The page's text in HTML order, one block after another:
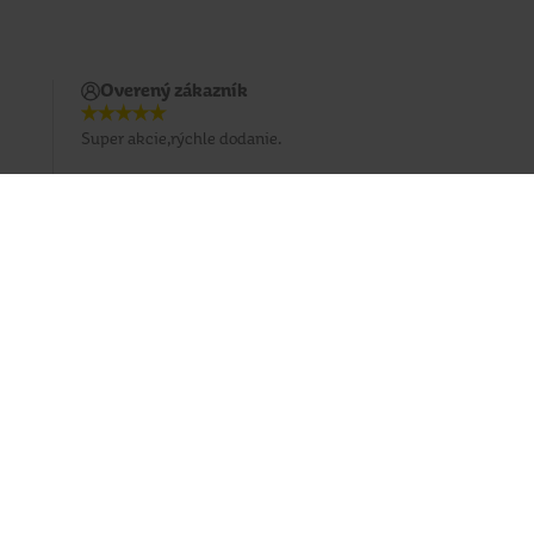
Overený zákazník
Super akcie,rýchle dodanie.